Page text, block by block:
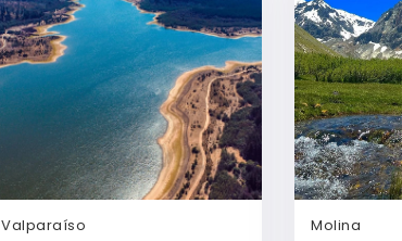
Valparaíso Molina